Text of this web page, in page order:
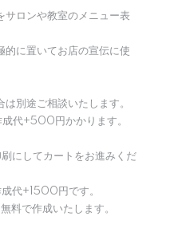
サロンや教室のメニュー表
的に置いてお店の宣伝に使
別途ご相談いたします。
代+500円かかります。
にしてカートをお進みくだ
代+1500円です。
料で作成いたします。